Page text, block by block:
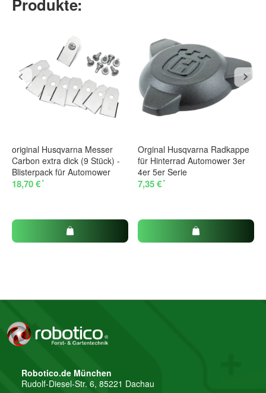
Produkte:
original Husqvarna Messer
Carbon extra dick (9 Stück) -
Blisterpack für Automower
18,70 €*
Orginal Husqvarna Radkappe
für Hinterrad Automower 3er
4er 5er Serie
7,35 €*
Robotico.de München
Rudolf-Diesel-Str. 6, 85221 Dachau